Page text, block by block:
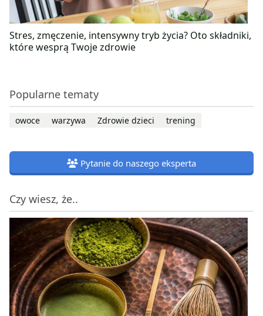
Stres, zmęczenie, intensywny tryb życia? Oto składniki,
które wesprą Twoje zdrowie
Popularne tematy
owoce warzywa Zdrowie dzieci trening
Pytanie do naszego eksperta
Czy wiesz, że..